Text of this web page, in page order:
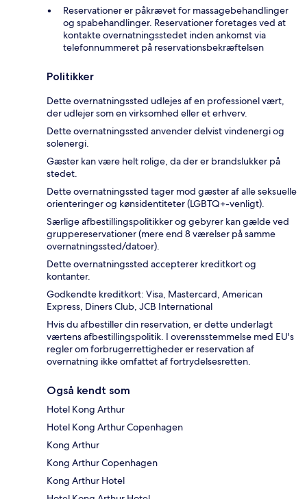
Reservationer er påkrævet for massagebehandlinger
og spabehandlinger. Reservationer foretages ved at
kontakte overnatningsstedet inden ankomst via
telefonnummeret på reservationsbekræftelsen
Politikker
Dette overnatningssted udlejes af en professionel vært,
der udlejer som en virksomhed eller et erhverv.
Dette overnatningssted anvender delvist vindenergi og
solenergi.
Gæster kan være helt rolige, da der er brandslukker på
stedet.
Dette overnatningssted tager mod gæster af alle seksuelle
orienteringer og kønsidentiteter (LGBTQ+-venligt).
Særlige afbestillingspolitikker og gebyrer kan gælde ved
gruppereservationer (mere end 8 værelser på samme
overnatningssted/datoer).
Dette overnatningssted accepterer kreditkort og
kontanter.
Godkendte kreditkort: Visa, Mastercard, American
Express, Diners Club, JCB International
Hvis du afbestiller din reservation, er dette underlagt
værtens afbestillingspolitik. I overensstemmelse med EU's
regler om forbrugerrettigheder er reservation af
overnatning ikke omfattet af fortrydelsesretten.
Også kendt som
Hotel Kong Arthur
Hotel Kong Arthur Copenhagen
Kong Arthur
Kong Arthur Copenhagen
Kong Arthur Hotel